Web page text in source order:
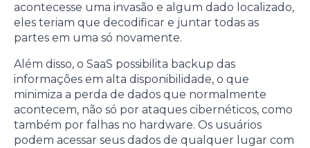
acontecesse uma invasão e algum dado localizado,
eles teriam que decodificar e juntar todas as
partes em uma só novamente.
Além disso, o SaaS possibilita backup das
informações em alta disponibilidade, o que
minimiza a perda de dados que normalmente
acontecem, não só por ataques cibernéticos, como
também por falhas no hardware. Os usuários
podem acessar seus dados de qualquer lugar com